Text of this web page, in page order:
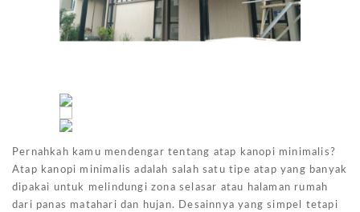
Pernahkah kamu mendengar tentang atap kanopi minimalis?
Atap kanopi minimalis adalah salah satu tipe atap yang banyak
dipakai untuk melindungi zona selasar atau halaman rumah
dari panas matahari dan hujan. Desainnya yang simpel tetapi